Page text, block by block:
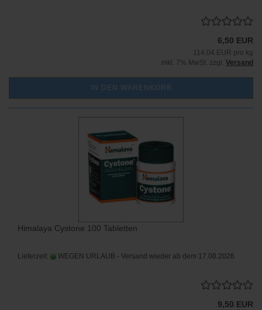
6,50 EUR
114,04 EUR pro kg
inkl. 7% MwSt. zzgl. Versand
IN DEN WARENKORB
Himalaya Cystone 100 Tabletten
Lieferzeit: WEGEN URLAUB - Versand wieder ab dem 17.08.2026
9,50 EUR